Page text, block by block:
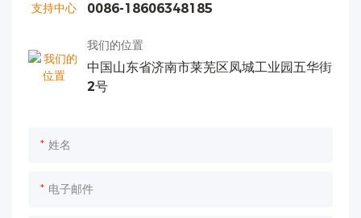
0086-18606348185
我们的位置
中国山东省济南市莱芜区凤城工业园五华街
2号
姓名
电子邮件